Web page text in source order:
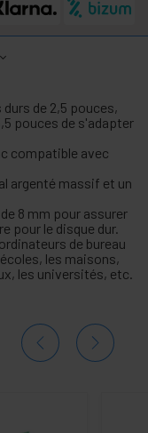
de 2,5 pouces,
pouces de s'adapter
compatible avec
argenté massif et un
8 mm pour assurer
pour le disque dur.
de bureau
les maisons,
les universités, etc.